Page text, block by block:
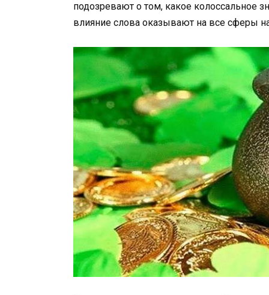
подозревают о том, какое колоссальное
влияние слова оказывают на все сферы